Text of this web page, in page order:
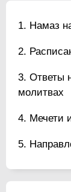
Намаз
Ответы
молитвах
Мечети